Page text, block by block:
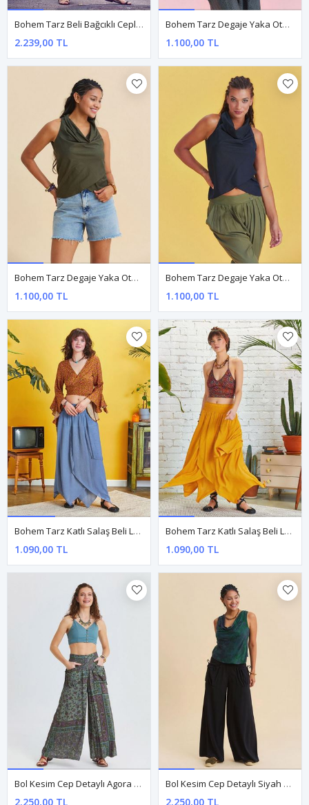
Bohem Tarz Beli Bağcıklı Cepli Beyaz Uzun Etek
2.239,00 TL
Bohem Tarz Degaje Yaka Otantik Acik Gri Bluz
1.100,00 TL
Bohem Tarz Degaje Yaka Otantik Haki Bluz
1.100,00 TL
Bohem Tarz Degaje Yaka Otantik Lacivert Bluz
1.100,00 TL
Bohem Tarz Katlı Salaş Beli Lastikli Mavi Uzun Etek
1.090,00 TL
Bohem Tarz Katlı Salaş Beli Lastikli Sarı Uzun Etek
1.090,00 TL
Bol Kesim Cep Detaylı Agora Çiçekli Şalvar
2.250,00 TL
Bol Kesim Cep Detaylı Siyah Kadın Salaş Pantolon
2.250,00 TL